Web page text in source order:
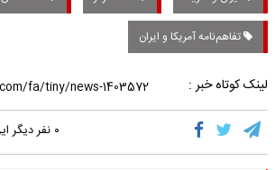
تفاهم‌نامه آمریکا و ایران
لینک کوتاه خبر :
۰ نفر دیگر